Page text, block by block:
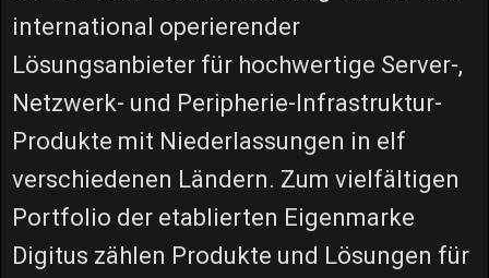
international operierender
Lösungsanbieter für hochwertige Server-,
Netzwerk- und Peripherie-Infrastruktur-
Produkte mit Niederlassungen in elf
verschiedenen Ländern. Zum vielfältigen
Portfolio der etablierten Eigenmarke
Digitus zählen Produkte und Lösungen für